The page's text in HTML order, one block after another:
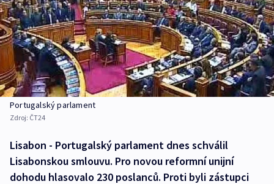
Portugalský parlament
Zdroj: ČT24
Lisabon - Portugalský parlament dnes schválil
Lisabonskou smlouvu. Pro novou reformní unijní
dohodu hlasovalo 230 poslanců. Proti byli zástupci